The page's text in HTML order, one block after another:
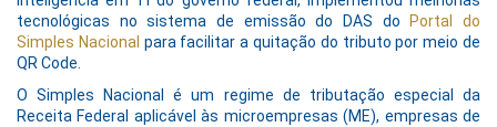
tecnológicas no sistema de emissão do DAS do
Portal do
Simples Nacional para facilitar a quitação do tributo por meio de
QR Code.
O Simples Nacional é um regime de tributação especial da
Receita Federal aplicável às microempresas (ME), empresas de